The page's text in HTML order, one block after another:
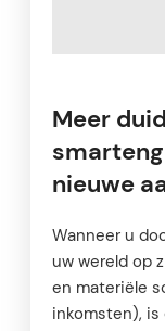
Meer
nieuwe
Wanneer u
uw wereld op
en materiële
inkomsten), is